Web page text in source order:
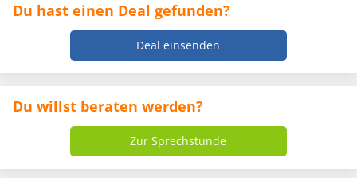
Du hast einen Deal gefunden?
Deal einsenden
Du willst beraten werden?
Zur Sprechstunde